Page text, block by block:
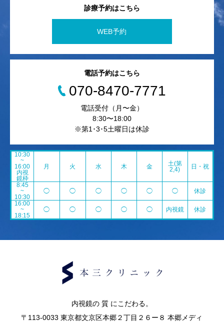
診療予約はこちら
WEB予約
電話予約はこちら
070-8470-7771
電話受付（月〜金）
8:30〜18:00
※第1･3･5土曜日は休診
10:30
~
16:00
内視
鏡枠
月 火 水 木 金
土(第
2,4)
日・祝
8:45
~
10:30
◯ ◯ ◯ ◯ ◯ ◯
休診
16:00
~
18:15
◯ ◯ ◯ ◯ ◯ 内視鏡 休診
内視鏡の 質 にこだわる。
〒113-0033 東京都文京区本郷２丁目２６ー８ 本郷メディ